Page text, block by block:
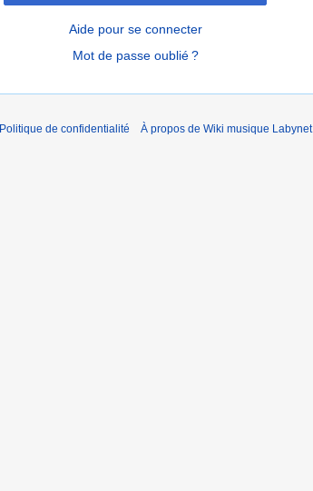
Aide pour se connecter
Mot de passe oublié ?
Politique de confidentialité À propos de Wiki musique Labynet